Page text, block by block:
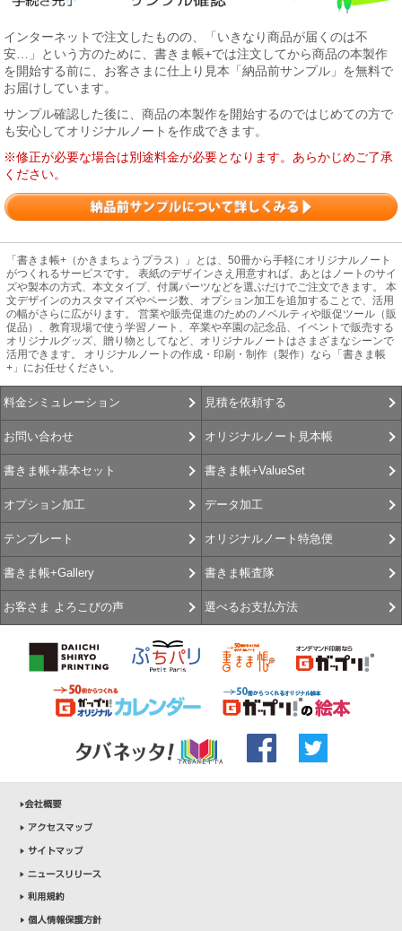
インターネットで注文したものの、「いきなり商品が届くのは不
安…」という方のために、書きま帳+では注文してから商品の本製作
を開始する前に、お客さまに仕上り見本「納品前サンプル」を無料で
お届けしています。
サンプル確認した後に、商品の本製作を開始するのではじめての方で
も安心してオリジナルノートを作成できます。
※修正が必要な場合は別途料金が必要となります。あらかじめご了承
ください。
「書きま帳+（かきまちょうプラス）」とは、50冊から手軽にオリジナルノート
がつくれるサービスです。 表紙のデザインさえ用意すれば、あとはノートのサイ
ズや製本の方式、本文タイプ、付属パーツなどを選ぶだけでご注文できます。 本
文デザインのカスタマイズやページ数、オプション加工を追加することで、活用
の幅がさらに広がります。 営業や販売促進のためのノベルティや販促ツール（販
促品）、教育現場で使う学習ノート、卒業や卒園の記念品、イベントで販売する
オリジナルグッズ、贈り物としてなど、オリジナルノートはさまざまなシーンで
活用できます。 オリジナルノートの作成・印刷・制作（製作）なら「書きま帳
+」にお任せください。
料金シミュレーション 見積を依頼する
お問い合わせ オリジナルノート見本帳
書きま帳+基本セット 書きま帳+ValueSet
オプション加工 データ加工
テンプレート オリジナルノート特急便
書きま帳+Gallery 書きま帳査隊
お客さま よろこびの声 選べるお支払方法